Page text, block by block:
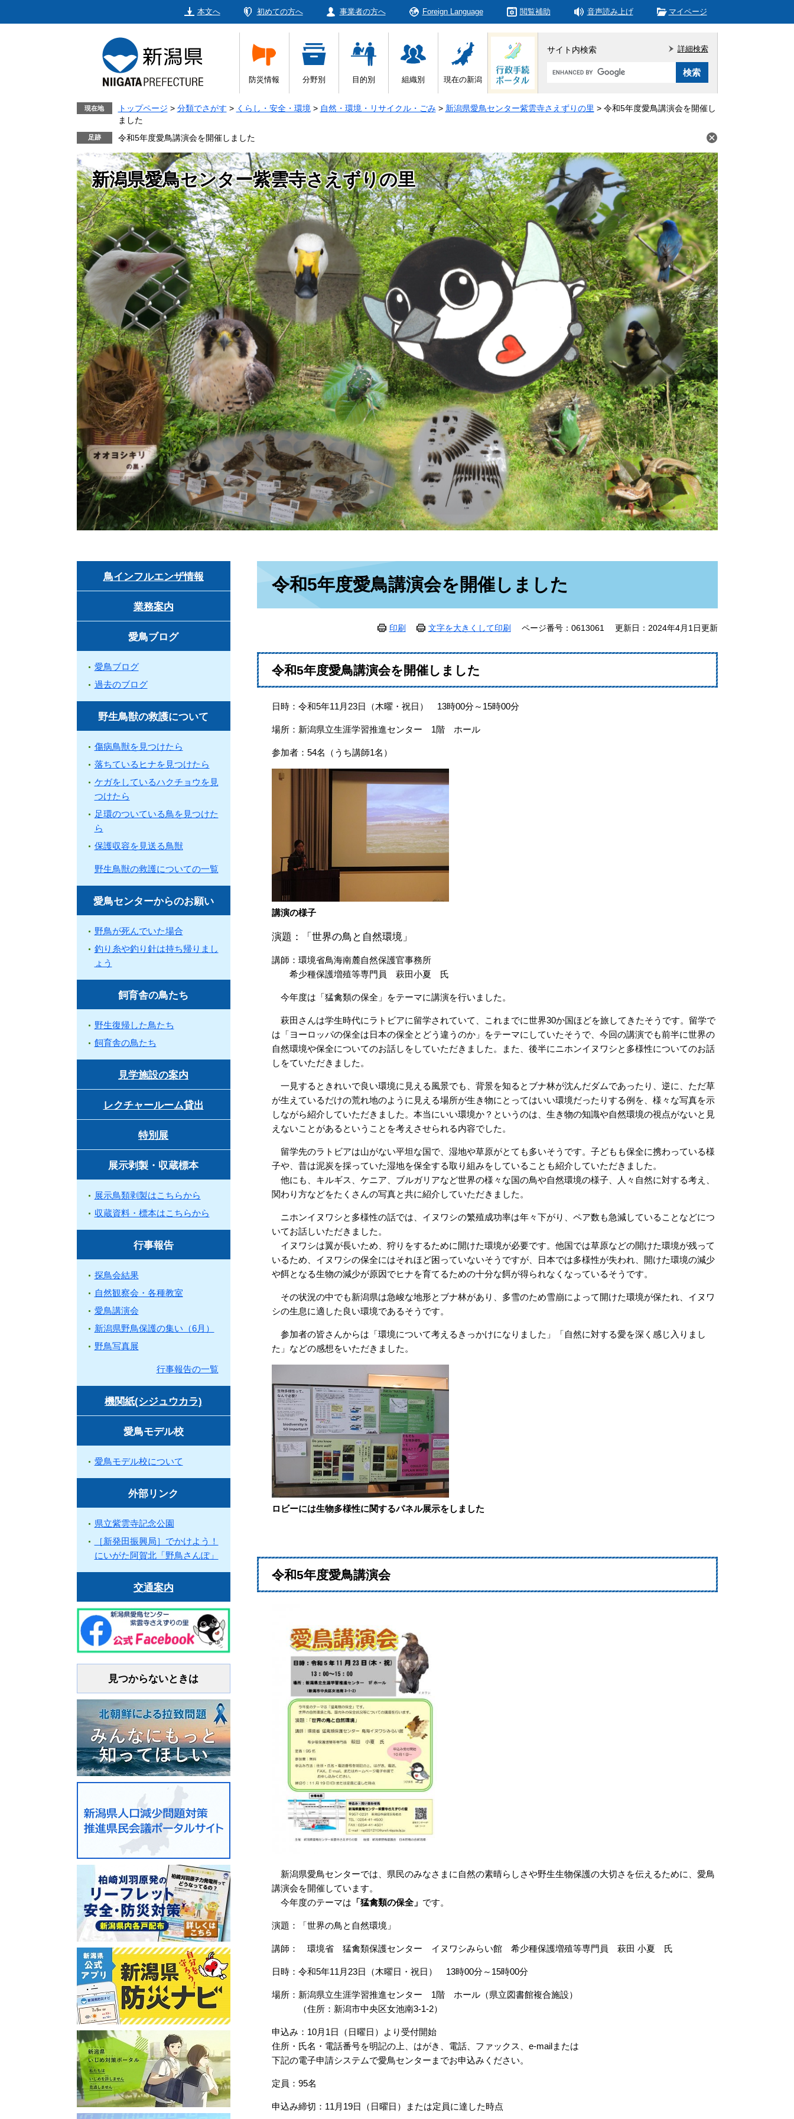
本文へ 初めての方へ 事業者の方へ Foreign Language 閲覧補助 音声読み上げ マイページ
防災情報 分野別 目的別 組織別 現在の新潟
サイト内検索
Google
タ
ム
詳細検索
現在地 トップページ > 分類でさがす > くらし・安全・環境 > 自然・環境・リサイクル・ごみ > 新潟県愛鳥センター紫雲寺さえずりの里 > 令和5年度愛鳥講演会を開催し
ました
令和5年度愛鳥講演会を開催しました
新潟県愛鳥センター紫雲寺さえずりの里
令和5年度愛鳥講演会を開催しました
印刷 文字を大きくして印刷 ページ番号：0613061 更新日：2024年4月1日更新
令和5年度愛鳥講演会を開催しました
日時：令和5年11月23日（木曜・祝日） 13時00分～15時00分
場所：新潟県立生涯学習推進センター 1階 ホール
参加者：54名（うち講師1名）
講演の様子
演題：「世界の鳥と自然環境」
講師：環境省鳥海南麓自然保護官事務所
希少種保護増殖等専門員 萩田小夏 氏
今年度は「猛禽類の保全」をテーマに講演を行いました。
萩田さんは学生時代にラトビアに留学されていて、これまでに世界30か国ほどを旅してきたそうです。留学で
は「ヨーロッパの保全は日本の保全とどう違うのか」をテーマにしていたそうで、今回の講演でも前半に世界の
自然環境や保全についてのお話しをしていただきました。また、後半にニホンイヌワシと多様性についてのお話
しをていただきました。
一見するときれいで良い環境に見える風景でも、背景を知るとブナ林が沈んだダムであったり、逆に、ただ草
が生えているだけの荒れ地のように見える場所が生き物にとってはいい環境だったりする例を、様々な写真を示
しながら紹介していただきました。本当にいい環境か？というのは、生き物の知識や自然環境の視点がないと見
えないことがあるということを考えさせられる内容でした。
留学先のラトビアは山がない平坦な国で、湿地や草原がとても多いそうです。子どもも保全に携わっている様
子や、昔は泥炭を採っていた湿地を保全する取り組みをしていることも紹介していただきました。
他にも、キルギス、ケニア、ブルガリアなど世界の様々な国の鳥や自然環境の様子、人々自然に対する考え、
関わり方などをたくさんの写真と共に紹介していただきました。
ニホンイヌワシと多様性の話では、イヌワシの繁殖成功率は年々下がり、ペア数も急減していることなどにつ
いてお話しいただきました。
イヌワシは翼が長いため、狩りをするために開けた環境が必要です。他国では草原などの開けた環境が残って
いるため、イヌワシの保全にはそれほど困っていないそうですが、日本では多様性が失われ、開けた環境の減少
や餌となる生物の減少が原因でヒナを育てるための十分な餌が得られなくなっているそうです。
その状況の中でも新潟県は急峻な地形とブナ林があり、多雪のため雪崩によって開けた環境が保たれ、イヌワ
シの生息に適した良い環境であるそうです。
参加者の皆さんからは「環境について考えるきっかけになりました」「自然に対する愛を深く感じ入りまし
た」などの感想をいただきました。
ロビーには生物多様性に関するパネル展示をしました
令和5年度愛鳥講演会
新潟県愛鳥センターでは、県民のみなさまに自然の素晴らしさや野生生物保護の大切さを伝えるために、愛鳥
講演会を開催しています。
今年度のテーマは 「猛禽類の保全」 です。
演題：「世界の鳥と自然環境」
講師： 環境省 猛禽類保護センター イヌワシみらい館 希少種保護増殖等専門員 萩田 小夏 氏
日時：令和5年11月23日（木曜日・祝日） 13時00分～15時00分
場所：新潟県立生涯学習推進センター 1階 ホール（県立図書館複合施設）
（住所：新潟市中央区女池南3-1-2）
申込み：10月1日（日曜日）より受付開始
住所・氏名・電話番号を明記の上、はがき、電話、ファックス、e-mailまたは
下記の電子申請システムで愛鳥センターまでお申込みください。
定員：95名
申込み締切：11月19日（日曜日）または定員に達した時点
鳥インフルエンザ情報
業務案内
愛鳥ブログ
愛鳥ブログ
過去のブログ
野生鳥獣の救護について
傷病鳥獣を見つけたら
落ちているヒナを見つけたら
ケガをしているハクチョウを見
つけたら
足環のついている鳥を見つけた
ら
保護収容を見送る鳥獣
野生鳥獣の救護についての一覧
愛鳥センターからのお願い
野鳥が死んでいた場合
釣り糸や釣り針は持ち帰りまし
ょう
飼育舎の鳥たち
野生復帰した鳥たち
飼育舎の鳥たち
見学施設の案内
レクチャールーム貸出
特別展
展示剥製・収蔵標本
展示鳥類剥製はこちらから
収蔵資料・標本はこちらから
行事報告
探鳥会結果
自然観察会・各種教室
愛鳥講演会
新潟県野鳥保護の集い（6月）
野鳥写真展
行事報告の一覧
機関紙(シジュウカラ)
愛鳥モデル校
愛鳥モデル校について
外部リンク
県立紫雲寺記念公園
［新発田振興局］でかけよう！
にいがた阿賀北「野鳥さんぽ」
交通案内
見つからないときは